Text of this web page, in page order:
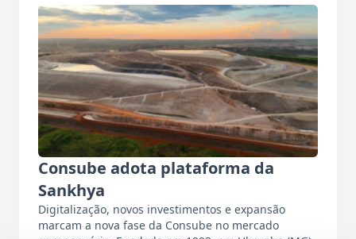
Consube adota plataforma da
Sankhya
Digitalização, novos investimentos e expansão
marcam a nova fase da Consube no mercado